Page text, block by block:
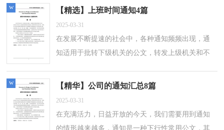
知。大家知道正式的通知怎么写吗？以下是小...
【精选】上班时间通知4篇
2025-03-31
在发展不断提速的社会中，各种通知频频出现，通
知适用于批转下级机关的公文，转发上级机关和不
是小编为大家整理的上班时间通知4篇，欢...
w
【精华】公司的通知汇总8篇
2025-03-31
在充满活力，日益开放的今天，我们需要用到通知
的情形越来越多，通知是一种下行性常用公文，其
w